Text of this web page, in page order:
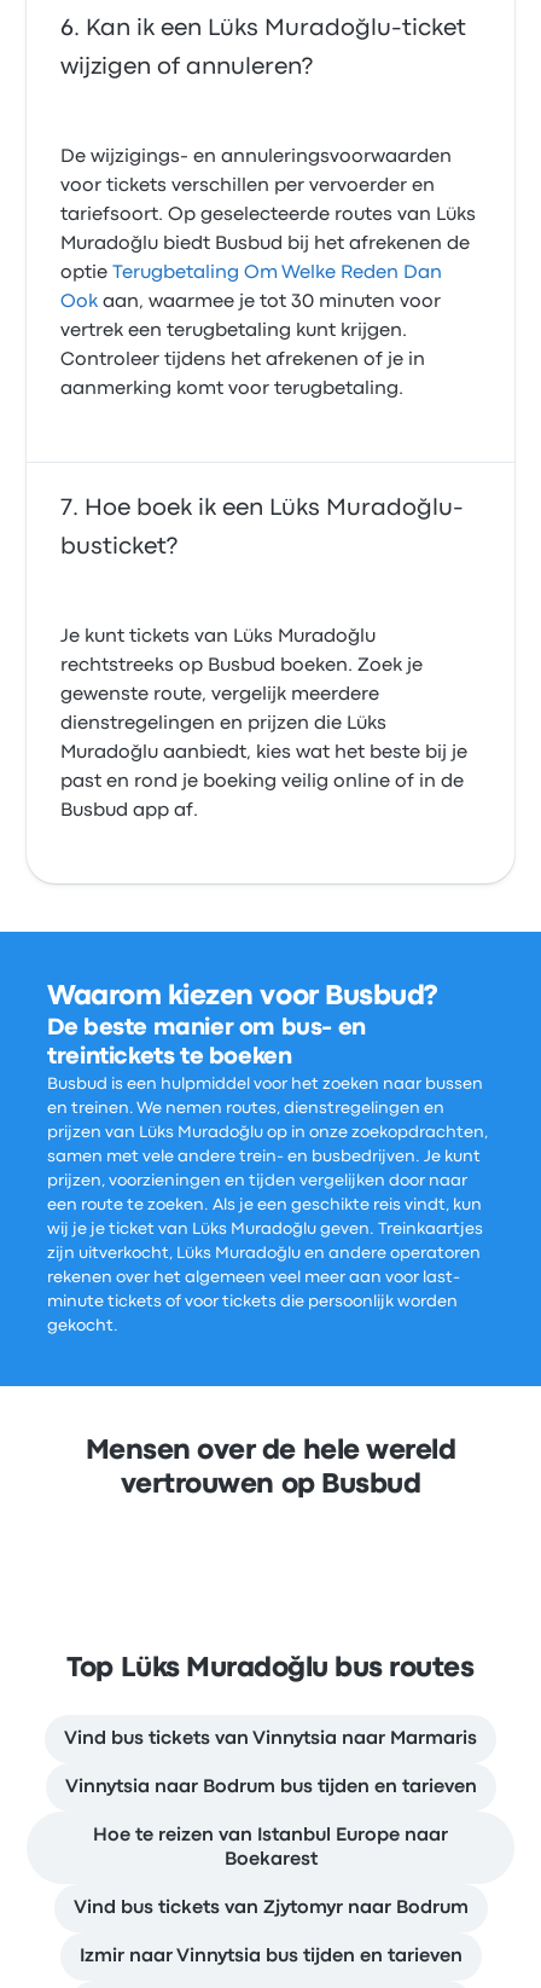
Kan ik een Lüks Muradoğlu-ticket
wijzigen of annuleren?
De wijzigings- en annuleringsvoorwaarden
voor tickets verschillen per vervoerder en
tariefsoort. Op geselecteerde routes van Lüks
Muradoğlu biedt Busbud bij het afrekenen de
optie
Terugbetaling Om Welke Reden Dan
Ook aan, waarmee je tot 30 minuten voor
vertrek een terugbetaling kunt krijgen.
Controleer tijdens het afrekenen of je in
aanmerking komt voor terugbetaling.
Hoe boek ik een Lüks Muradoğlu-
busticket?
Je kunt tickets van Lüks Muradoğlu
rechtstreeks op Busbud boeken. Zoek je
gewenste route, vergelijk meerdere
dienstregelingen en prijzen die Lüks
Muradoğlu aanbiedt, kies wat het beste bij je
past en rond je boeking veilig online of in de
Busbud app af.
Waarom kiezen voor Busbud?
De beste manier om bus- en
treintickets te boeken
Busbud is een hulpmiddel voor het zoeken naar bussen
en treinen. We nemen routes, dienstregelingen en
prijzen van Lüks Muradoğlu op in onze zoekopdrachten,
samen met vele andere trein- en busbedrijven. Je kunt
prijzen, voorzieningen en tijden vergelijken door naar
een route te zoeken. Als je een geschikte reis vindt, kun
wij je je ticket van Lüks Muradoğlu geven. Treinkaartjes
zijn uitverkocht, Lüks Muradoğlu en andere operatoren
rekenen over het algemeen veel meer aan voor last-
minute tickets of voor tickets die persoonlijk worden
gekocht.
Mensen over de hele wereld
vertrouwen op Busbud
Top Lüks Muradoğlu bus routes
Vind bus tickets van Vinnytsia naar Marmaris
Vinnytsia naar Bodrum bus tijden en tarieven
Hoe te reizen van Istanbul Europe naar
Boekarest
Vind bus tickets van Zjytomyr naar Bodrum
Izmir naar Vinnytsia bus tijden en tarieven